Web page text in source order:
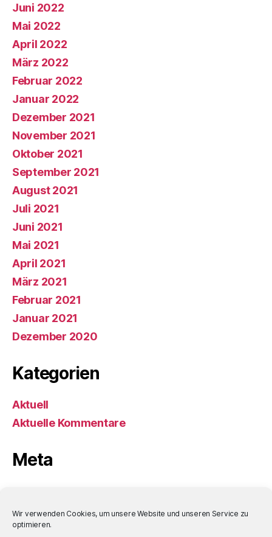
Wir verwenden Cookies, um unsere Website und unseren Service zu
optimieren.
Juni 2022
Mai 2022
April 2022
März 2022
Februar 2022
Januar 2022
Dezember 2021
November 2021
Oktober 2021
September 2021
August 2021
Juli 2021
Juni 2021
Mai 2021
April 2021
März 2021
Februar 2021
Januar 2021
Dezember 2020
Kategorien
Aktuell
Aktuelle Kommentare
Meta
Eintrags-Feed
Kommentar-Feed